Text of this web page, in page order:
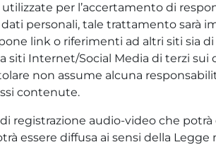
per l’accertamento di
personali, tale trattamento sarà
link o riferimenti ad altri siti sia
siti Internet/Social Media di terzi
non assume alcuna
contenute.
registrazione audio-video che
essere diffusa ai sensi della